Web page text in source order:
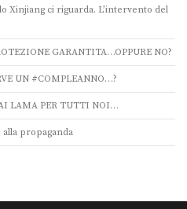
Xinjiang ci riguarda. L’intervento del
GARANTITA…OPPURE NO?
UN #COMPLEANNO…?
LAMA PER TUTTI NOI…
alla propaganda